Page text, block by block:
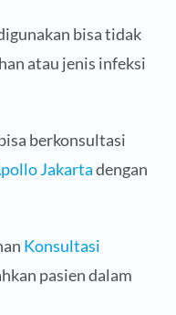
bisa tidak
atau jenis infeksi
berkonsultasi
Jakartadengan
Konsultasi
pasien dalam